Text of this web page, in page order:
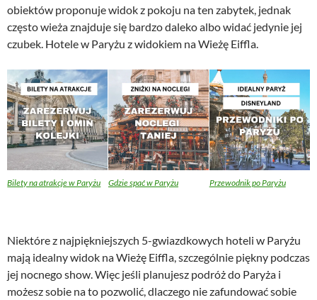
obiektów proponuje widok z pokoju na ten zabytek, jednak
często wieża znajduje się bardzo daleko albo widać jedynie jej
czubek. Hotele w Paryżu z widokiem na Wieżę Eiffla.
Bilety na atrakcje w Paryżu Gdzie spać w Paryżu Przewodnik po Paryżu
Niektóre z najpiękniejszych 5-gwiazdkowych hoteli w Paryżu
mają idealny widok na Wieżę Eiffla, szczególnie piękny podczas
jej nocnego show. Więc jeśli planujesz podróż do Paryża i
możesz sobie na to pozwolić, dlaczego nie zafundować sobie